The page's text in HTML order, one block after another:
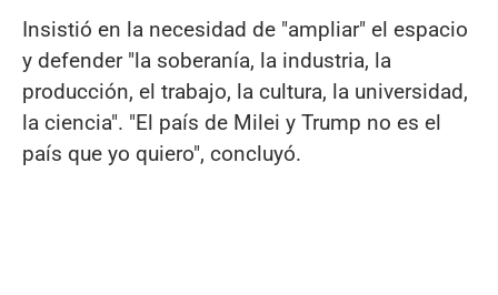
Insistió en la necesidad de "ampliar" el espacio
y defender "la soberanía, la industria, la
producción, el trabajo, la cultura, la universidad,
la ciencia". "El país de Milei y Trump no es el
país que yo quiero", concluyó.